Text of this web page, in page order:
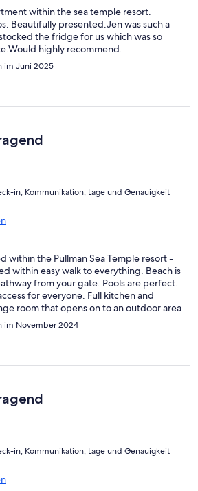
within the sea temple resort.
Beautifully presented.Jen was such a
the fridge for us which was so
highly recommend.
im Juni 2025
in, Kommunikation, Lage und Genauigkeit
within the Pullman Sea Temple resort -
within easy walk to everything. Beach is
from your gate. Pools are perfect.
for everyone. Full kitchen and
room that opens on to an outdoor area
im November 2024
in, Kommunikation, Lage und Genauigkeit